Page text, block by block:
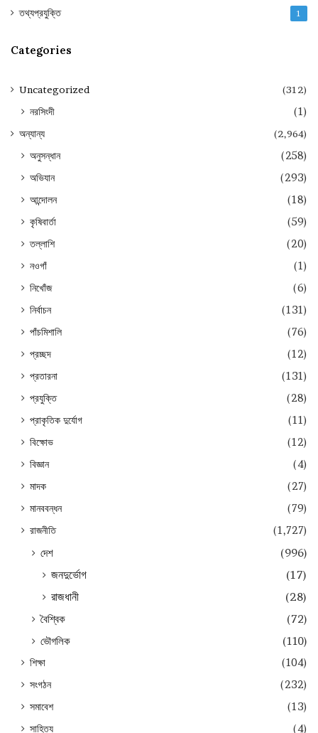
তথ্যপ্রযুক্তি 1
Categories
Uncategorized (312)
নরসিংদী (1)
অন্যান্য (2,964)
অনুসন্ধান
(258)
অভিযান
(293)
আন্দোলন
(18)
কৃষিবার্তা
(59)
তল্লাশি
(20)
নওগাঁ
(1)
নিখোঁজ
(6)
নির্বাচন
(131)
পাঁচমিশালি
(76)
প্রচ্ছদ
(12)
প্রতারনা
(131)
প্রযুক্তি
(28)
প্রাকৃতিক দুর্যোগ
(11)
বিক্ষোভ
(12)
বিজ্ঞান
(4)
মাদক
(27)
মানববন্ধন
(79)
রাজনীতি
(1,727)
দেশ
(996)
জনদুর্ভোগ
(17)
রাজধানী
(28)
বৈশ্বিক
(72)
ভৌগলিক
(110)
শিক্ষা
(104)
সংগঠন
(232)
সমাবেশ
(13)
সাহিত্য
(4)